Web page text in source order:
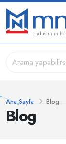
Endüstrinin
Blog
Ana Sayfa Blog